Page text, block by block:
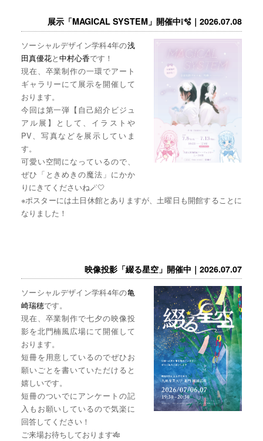
展示「MAGICAL SYSTEM」開催中❕🫧｜2026.07.08
ソーシャルデザイン学科4年の浅
田真優花と中村心香です！
現在、卒業制作の一環でアート
ギャラリーにて展示を開催して
おります。
今回は第一弾【自己紹介ビジュ
アル展】として、イラストや
PV、写真などを展示していま
す。
可愛い空間になっているので、
ぜひ「ときめきの魔法」にかか
りにきてくださいね🪄🤍
※ポスターには土日休館とありますが、土曜日も開館することに
なりました！
映像投影「綴る星空」開催中｜2026.07.07
ソーシャルデザイン学科4年の亀
崎瑞穂です。
現在、卒業制作で七夕の映像投
影を北門楠風広場にて開催して
おります。
短冊を用意しているのでぜひお
願いごとを書いていただけると
嬉しいです。
短冊のついでにアンケートの記
入もお願いしているので気楽に
回答してください！
ご来場お待ちしております🎋